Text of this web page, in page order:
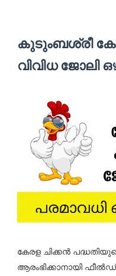
കുടുംബശ്രീ
വിവിധ ജോലി
കേരള ചിക്കൻ
ആരംഭിക്കാനായി